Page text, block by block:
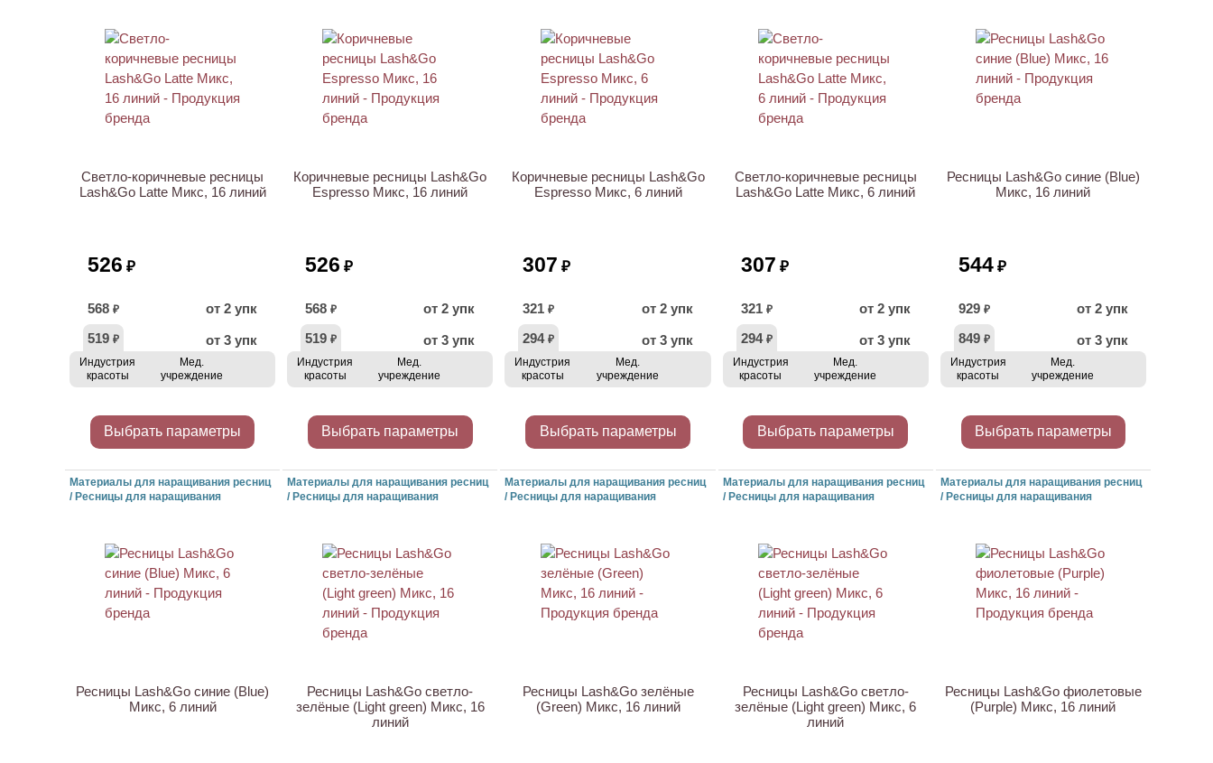
Светло-коричневые ресницы
Lash&Go Latte Микс, 16 линий
526 ₽
568 ₽
от 2 упк
519 ₽ от 3 упк
Индустрия
красоты
Мед.
учреждение
Выбрать параметры
Коричневые ресницы Lash&Go
Espresso Микс, 16 линий
526 ₽
568₽
от 2 упк
519₽ от 3 упк
Индустрия
красоты
Мед.
учреждение
Выбрать параметры
Коричневые ресницы Lash&Go
Espresso Микс, 6 линий
307 ₽
321₽
от 2 упк
294₽ от 3 упк
Индустрия
красоты
Мед.
учреждение
Выбрать параметры
Светло-коричневые ресницы
Lash&Go Latte Микс, 6 линий
307 ₽
321 ₽
от 2 упк
294 ₽ от 3 упк
Индустрия
красоты
Мед.
учреждение
Выбрать параметры
Ресницы Lash&Go синие (Blue)
Микс, 16 линий
544 ₽
929 ₽
от 2 упк
849 ₽ от 3 упк
Индустрия
красоты
Мед.
учреждение
Выбрать параметры
Материалы для наращивания ресниц
/ Ресницы для наращивания
Ресницы Lash&Go синие (Blue)
Микс, 6 линий
Материалы для наращивания ресниц
/ Ресницы для наращивания
Ресницы Lash&Go светло-
зелёные (Light green) Микс, 16
линий
Материалы для наращивания ресниц
/ Ресницы для наращивания
Ресницы Lash&Go зелёные
(Green) Микс, 16 линий
Материалы для наращивания ресниц
/ Ресницы для наращивания
Ресницы Lash&Go светло-
зелёные (Light green) Микс, 6
линий
Материалы для наращивания ресниц
/ Ресницы для наращивания
Ресницы Lash&Go фиолетовые
(Purple) Микс, 16 линий